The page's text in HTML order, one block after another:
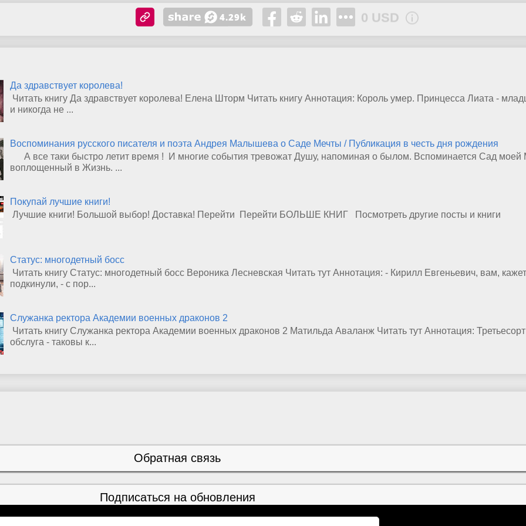
Share
Reward
0 USD
Да здравствует королева!
Читать книгу Да здравствует королева! Елена Шторм Читать книгу Аннотация: Король умер. Принцесса Лиата -
и никогда не ...
Воспоминания русского писателя и поэта Андрея Малышева о Саде Мечты / Публикация в честь дня рождения
А все таки быстро летит время ! И многие события тревожат Душу, напоминая о былом. Вспоминается Сад моей
воплощенный в Жизнь. ...
Покупай лучшие книги!
Лучшие книги! Большой выбор! Доставка! Перейти Перейти БОЛЬШЕ КНИГ Посмотреть другие посты и книги
Статус: многодетный босс
Читать книгу Статус: многодетный босс Вероника Лесневская Читать тут Аннотация: - Кирилл Евгеньевич, вам,
подкинули, - с пор...
Служанка ректора Академии военных драконов 2
Читать книгу Служанка ректора Академии военных драконов 2 Матильда Аваланж Читать тут Аннотация:
обслуга - таковы к...